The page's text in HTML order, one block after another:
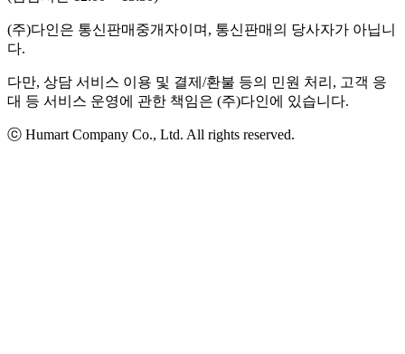
(주)다인은 통신판매중개자이며, 통신판매의 당사자가 아닙니
다.
다만, 상담 서비스 이용 및 결제/환불 등의 민원 처리, 고객 응
대 등 서비스 운영에 관한 책임은 (주)다인에 있습니다.
ⓒ Humart Company Co., Ltd. All rights reserved.